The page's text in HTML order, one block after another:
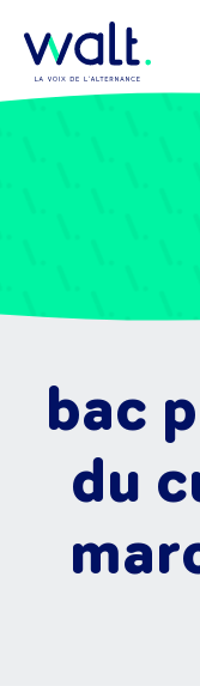
bac
du